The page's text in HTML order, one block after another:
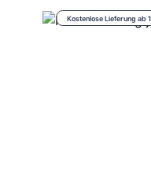
Kostenlose Lieferung ab